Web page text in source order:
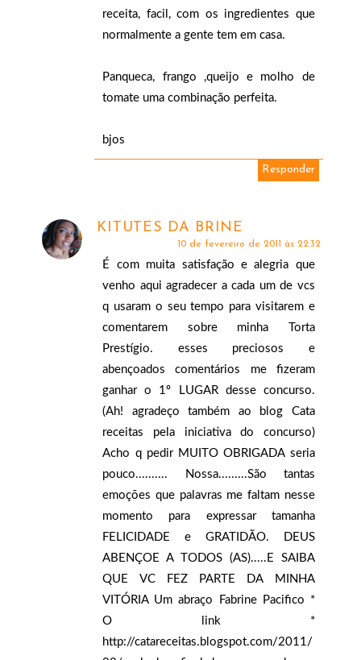
receita, facil, com os ingredientes que
normalmente a gente tem em casa.
Panqueca, frango ,queijo e molho de
tomate uma combinação perfeita.
bjos
Responder
KITUTES DA BRINE
10 de fevereiro de 2011 às 22:32
É com muita satisfação e alegria que
venho aqui agradecer a cada um de vcs
q usaram o seu tempo para visitarem e
comentarem sobre minha Torta
Prestígio. esses preciosos e
abençoados comentários me fizeram
ganhar o 1º LUGAR desse concurso.
(Ah! agradeço também ao blog Cata
receitas pela iniciativa do concurso)
Acho q pedir MUITO OBRIGADA seria
pouco.......... Nossa.........São tantas
emoções que palavras me faltam nesse
momento para expressar tamanha
FELICIDADE e GRATIDÃO. DEUS
ABENÇOE A TODOS (AS).....E SAIBA
QUE VC FEZ PARTE DA MINHA
VITÓRIA Um abraço Fabrine Pacifico *
O link *
http://catareceitas.blogspot.com/2011/